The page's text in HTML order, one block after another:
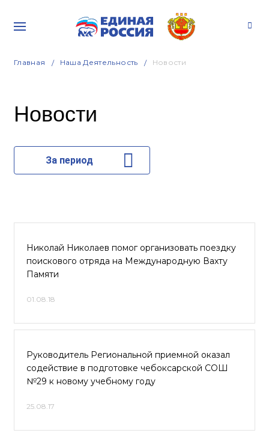
Главная Наша Деятельность Новости
Новости
За период
Николай Николаев помог организовать поездку
поискового отряда на Международную Вахту
Памяти
01.08.18
Руководитель Региональной приемной оказал
содействие в подготовке чебоксарской СОШ
№29 к новому учебному году
25.08.17